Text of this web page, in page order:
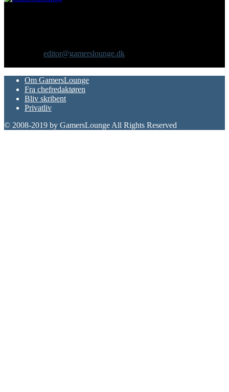
editor@gamerslounge.dk
Om GamersLounge
Fra chefredaktøren
Bliv skribent
Privatliv
© 2008-2019 by GamersLounge All Rights Reserved